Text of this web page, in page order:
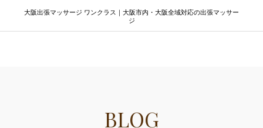
大阪出張マッサージ ワンクラス｜大阪市内・大阪全域対応の出張マッサー
ジ
BLOG